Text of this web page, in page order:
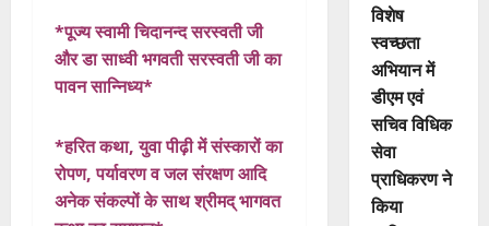
*पूज्य स्वामी चिदानन्द सरस्वती जी
और डा साध्वी भगवती सरस्वती जी का
पावन सान्निध्य*
*हरित कथा, युवा पीढ़ी में संस्कारों का
रोपण, पर्यावरण व जल संरक्षण आदि
अनेक संकल्पों के साथ श्रीमद् भागवत
विशेष
स्वच्छता
अभियान में
डीएम एवं
सचिव विधिक
सेवा
प्राधिकरण ने
किया